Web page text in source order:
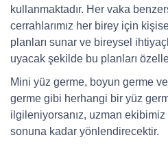
kullanmaktadır. Her vaka
cerrahlarımız her birey için
planları sunar ve bireysel
uyacak şekilde bu planları
Mini yüz germe, boyun germe
germe gibi herhangi bir yüz
ilgileniyorsanız, uzman
sonuna kadar yönlendirecektir.